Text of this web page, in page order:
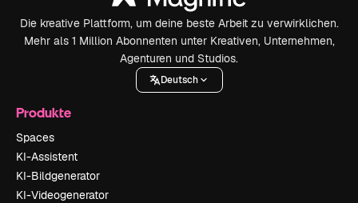
Die kreative Plattform, um deine beste Arbeit zu verwirklichen.
Mehr als 1 Million Abonnenten unter Kreativen, Unternehmen,
Agenturen und Studios.
Deutsch
Produkte
Spaces
KI-Assistent
KI-Bildgenerator
KI-Videogenerator